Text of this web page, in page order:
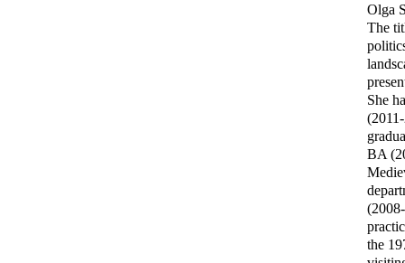
Olga
The
She
BA
the